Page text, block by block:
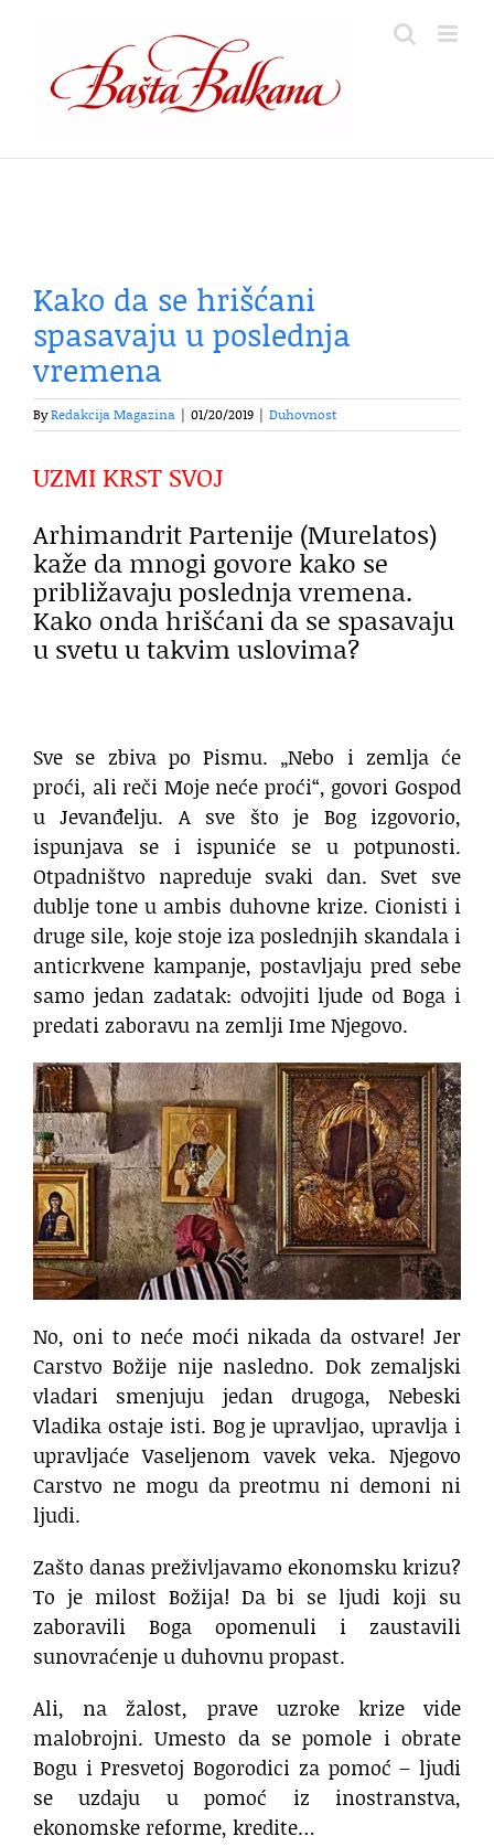
content
Kako da se hrišćani
spasavaju u poslednja
vremena
ByRedakcija Magazina 01/20/2019 Duhovnost
UZMI KRST SVOJ
Arhimandrit Partenije (Murelatos)
kaže da mnogi govore kako se
približavaju poslednja vremena.
Kako onda hrišćani da se spasavaju
u svetu u takvim uslovima?
Sve se zbiva po Pismu. „Nebo i zemlja će
proći, ali reči Moje neće proći“, govori Gospod
u Jevanđelju. A sve što je Bog izgovorio,
ispunjava se i ispuniće se u potpunosti.
Otpadništvo napreduje svaki dan. Svet sve
dublje tone u ambis duhovne krize. Cionisti i
druge sile, koje stoje iza poslednjih skandala i
anticrkvene kampanje, postavljaju pred sebe
samo jedan zadatak: odvojiti ljude od Boga i
predati zaboravu na zemlji Ime Njegovo.
No, oni to neće moći nikada da ostvare! Jer
Carstvo Božije nije nasledno. Dok zemaljski
vladari smenjuju jedan drugoga, Nebeski
Vladika ostaje isti. Bog je upravljao, upravlja i
upravljaće Vaseljenom vavek veka. Njegovo
Carstvo ne mogu da preotmu ni demoni ni
ljudi.
Zašto danas preživljavamo ekonomsku krizu?
To je milost Božija! Da bi se ljudi koji su
zaboravili Boga opomenuli i zaustavili
sunovraćenje u duhovnu propast.
Ali, na žalost, prave uzroke krize vide
malobrojni. Umesto da se pomole i obrate
Bogu i Presvetoj Bogorodici za pomoć – ljudi
se uzdaju u pomoć iz inostranstva,
ekonomske reforme, kredite…